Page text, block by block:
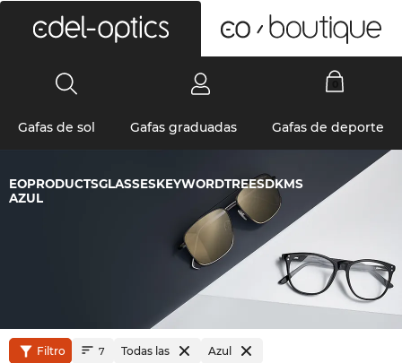
Gafas de sol Gafas graduadas Gafas de deporte
EOPRODUCTSGLASSESKEYWORDTREESDKMS
AZUL
Filtro 7 Todas las Azul